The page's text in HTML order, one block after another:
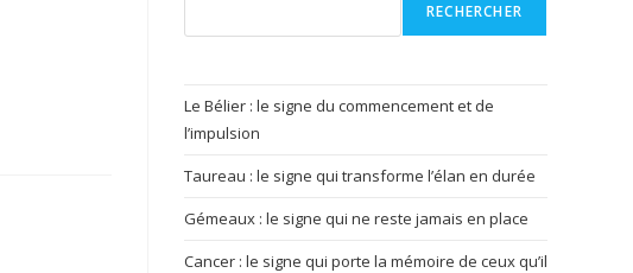
RECHERCHER
Le Bélier : le signe du commencement et de
l’impulsion
Taureau : le signe qui transforme l’élan en durée
Gémeaux : le signe qui ne reste jamais en place
Cancer : le signe qui porte la mémoire de ceux qu’il